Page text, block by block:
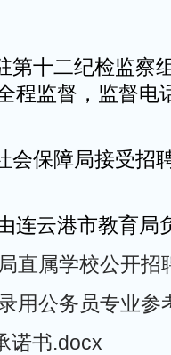
第十二纪检监察
程监督，监督电
会保障局接受招
连云港市教育局
直属学校公开招
用公务员专业参
诺书.docx